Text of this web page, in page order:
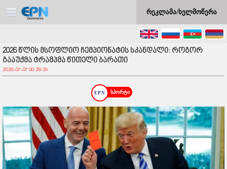
რეკლამა/ხელმოწერა
2026 წლის მსოფლიო ჩემპიონატის სკანდალი: როგორ
გააუქმა ტრამპმა წითელი ბარათი
2026-07-07 00:28:35
სპორტი